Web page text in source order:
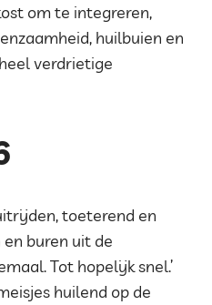
om te integreren,
huilbuien en
verdrietige
toeterend en
buren uit de
Tot hopelijk snel.’
huilend op de